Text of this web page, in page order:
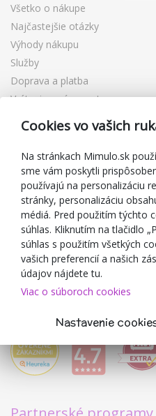
Všetko o nákupe
Najčastejšie otázky
Výhody nákupu
Služby
Doprava a platba
Vrátenie a výmena tovaru
Reklamácia
Darčekové poukážky
Zľavové kupóny
Blog
O predajcovi
Mimulo.sk
Obchodné podmienky
Ochrana osobných údajov
Kontakty
Spolupracujeme
Cookies vo vašich
Na stránkach Mimulo.sk
sme vám poskytli
používajú na personalizáciu
stránky, personalizáciu
médiá. Pred použitím týchto
súhlas. Kliknutím na tlačidlo
súhlas s použitím všetkých
vašich preferencií a našich
údajov nájdete tu.
Viac o súboroch cookies
Nastavenie